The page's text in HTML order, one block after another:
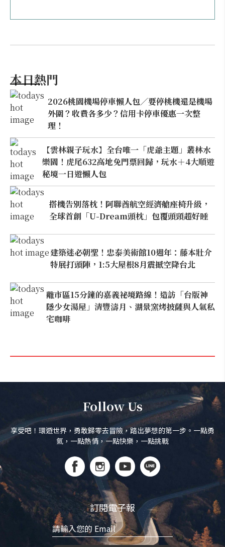
本日熱門
2026桃園機場停車懶人包／要停桃機還是機場
外圍？收費各多少？信用卡停車優惠一次整
理！
【雲林親子玩水】全台唯一「虎爺主題」叢林水
樂園！虎尾632高地免門票回歸，玩水＋4大順遊
秘境一日遊懶人包
搭機告別落枕！阿聯酋航空經濟艙座椅升級，
全球首創「U-Dream頭枕」包覆頭頸超好睡
建築迷必朝聖！忠泰美術館10週年：藤本壯介
特展打頭陣，1:5大屋根8月震撼空降台北
離市區15分鐘的嘉義祕境路線！造訪「台版神
隱少女湯屋」清豐濤月、湖景窯烤披薩與人氣私
宅咖啡
Follow Us
享受吧！環遊世界，勇敢歸零去冒險，踏出夢想的第一步。一點勇
氣，一點熱情，一點快樂，一點挑戰
訂閱電子報